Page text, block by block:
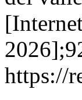
https://